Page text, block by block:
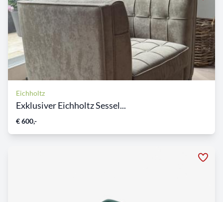
Eichholtz
Exklusiver Eichholtz Sessel...
€ 600,-